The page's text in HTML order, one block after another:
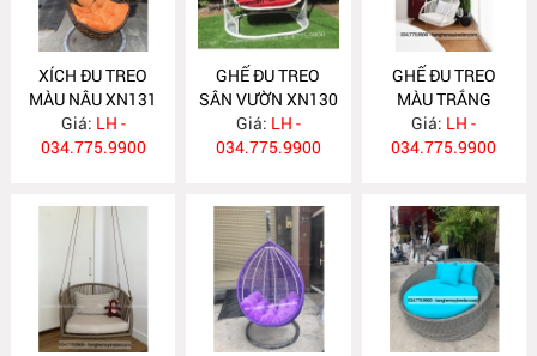
XÍCH ĐU TREO
MÀU NÂU XN131
Giá: LH -
034.775.9900
GHẾ ĐU TREO
SÂN VƯỜN XN130
Giá: LH -
034.775.9900
GHẾ ĐU TREO
MÀU TRẮNG
XN128
Giá: LH -
034.775.9900